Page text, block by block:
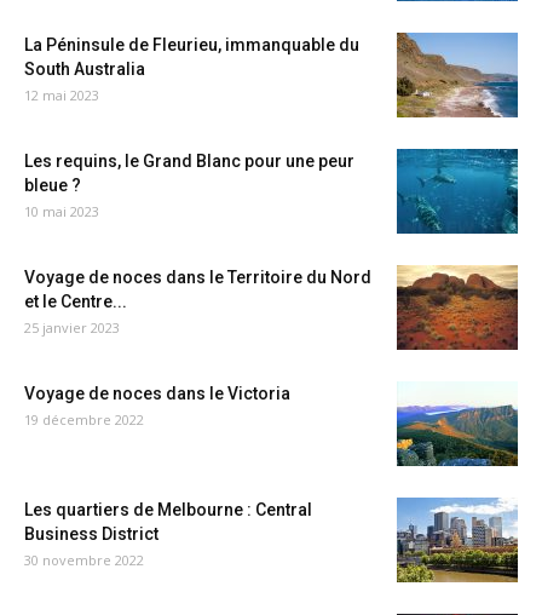
La Péninsule de Fleurieu, immanquable du
South Australia
12 mai 2023
Les requins, le Grand Blanc pour une peur
bleue ?
10 mai 2023
Voyage de noces dans le Territoire du Nord
et le Centre...
25 janvier 2023
Voyage de noces dans le Victoria
19 décembre 2022
Les quartiers de Melbourne : Central
Business District
30 novembre 2022